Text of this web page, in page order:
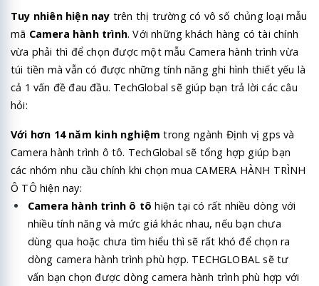
Tuy nhiên hiện nay trên thị trường có vô số chủng loại mẫu
mã Camera hành trình. Với những khách hàng có tài chính
vừa phải thì để chọn được một mẫu Camera hành trình vừa
túi tiền mà vẫn có được những tính năng ghi hình thiết yếu là
cả 1 vấn đề đau đầu. TechGlobal sẽ giúp bạn trả lời các câu
hỏi:
Với hơn 14 năm kinh nghiệm trong ngành Định vị gps và
Camera hành trình ô tô. TechGlobal sẽ tổng hợp giúp bạn
các nhóm nhu cầu chính khi chọn mua CAMERA HÀNH TRÌNH
Ô TÔ hiện nay:
Camera hành trình ô tôhiện tại có rất nhiều dòng với
nhiều tính năng và mức giá khác nhau, nếu bạn chưa
dùng qua hoặc chưa tìm hiểu thì sẽ rất khó để chọn ra
dòng camera hành trình phù hợp. TECHGLOBAL sẽ tư
vấn bạn chọn được dòng camera hành trình phù hợp với